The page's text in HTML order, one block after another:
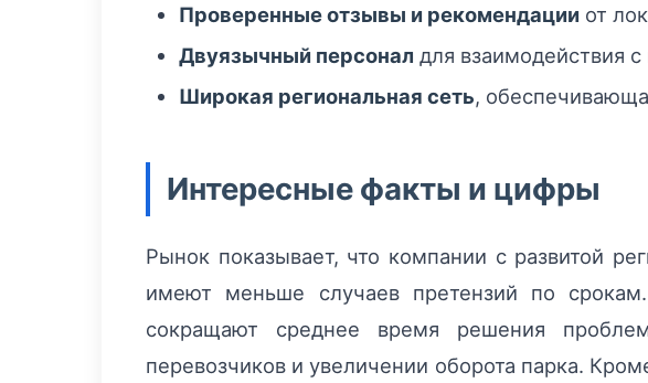
Проверенные отзывы и рекомендации от
Двуязычный персонал для взаимодействия
Широкая региональная сеть,
Интересные факты и цифры
Рынок показывает, что компании с развитой
имеют меньше случаев претензий по
сокращают среднее время решения
перевозчиков и увеличении оборота парка.